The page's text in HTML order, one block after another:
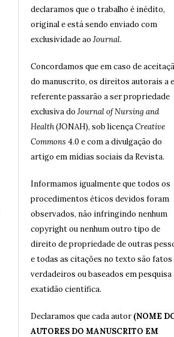
declaramos que o trabalho é inédito,
original e está sendo enviado com
exclusividade ao Journal.
Concordamos que em caso de
do manuscrito, os direitos autorais a
referente passarão a ser propriedade
exclusiva do Journal of Nursing and
Health(JONAH), sob licençaCreative
Commons 4.0 e com a divulgação do
artigo em mídias sociais da Revista.
Informamos igualmente que todos os
procedimentos éticos devidos foram
observados, não infringindo nenhum
copyright ou nenhum outro tipo de
direito de propriedade de outras
e todas as citações no texto são fatos
verdadeiros ou baseados em pesquisa
exatidão científica.
Declaramos que cada autor(NOME
AUTORES DO MANUSCRITO EM